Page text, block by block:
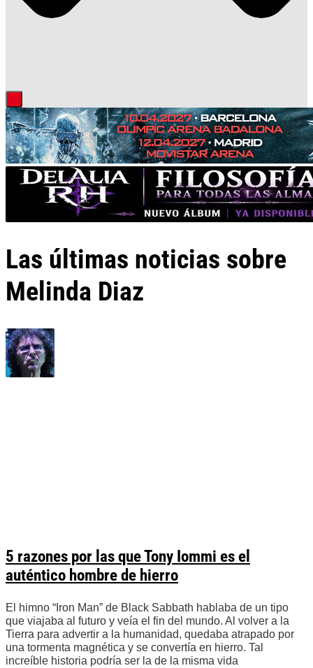
Las últimas noticias sobre
Melinda Diaz
5 razones por las que Tony Iommi es el
auténtico hombre de hierro
El himno “Iron Man” de Black Sabbath hablaba de un tipo
que viajaba al futuro y veía el fin del mundo. Al volver a la
Tierra para advertir a la humanidad, quedaba atrapado por
una tormenta magnética y se convertía en hierro. Tal
increíble historia podría ser la de la misma vida